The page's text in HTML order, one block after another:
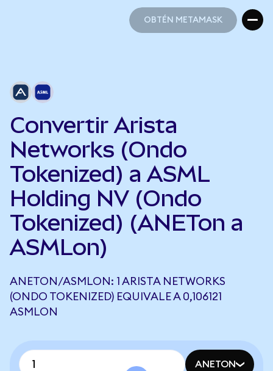
OBTÉN METAMASK
Convertir Arista
Networks (Ondo
Tokenized) a ASML
Holding NV (Ondo
Tokenized) (ANETon a
ASMLon)
ANETON/ASMLON: 1 ARISTA NETWORKS
(ONDO TOKENIZED) EQUIVALE A 0,106121
ASMLON
ANETON